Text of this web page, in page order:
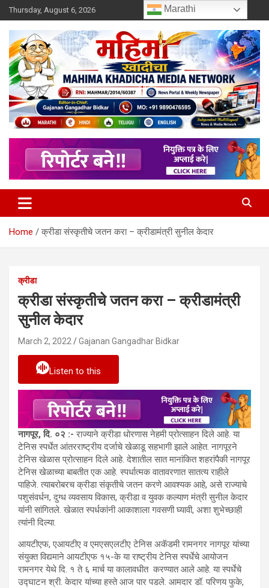
Skip
to
content
Thursday, August 6, 2026
Mahimakhadicha
Home क्रीडा संस्कृतीचे जतन करा – क्रीडामंत्री सुनील केदार
क्रीडा
क्रीडा संस्कृतीचे जतन करा – क्रीडामंत्री
सुनील केदार
March 2, 2022 Gajanan Gangadhar Bidkar
Listen to this
नागपूर, दि. ०२ :- राज्याने क्रीडा धोरणास नेहमी प्रोत्साहन दिले आहे. या
टेनिस स्पर्धेत आंतरराष्ट्रीय दर्जाचे खेळाडू सहभागी झाले आहेत. नागपूरने
टेनिस खेळास प्रोत्साहन दिले आहे. देशातील सात मानांकित शहरांपैकी नागपूर
टेनिस खेळाच्या बाबतीत एक आहे. स्पर्धात्मक वातावरणात सातत्य राहीले
पाहिजे. त्याबरोबरच क्रीडा संकृतीचे जतन करणे आवश्यक आहे, असे राज्याचे
पशुसंवर्धन, दुग्ध व्यवसाय विकास, क्रीडा व युवक कल्याण मंत्री सुनील केदार
यांनी सांगितले. खेळात स्पर्धकांनी आकाशाला गवसणी घ्यावी, अशा शुभेच्छाही
त्यांनी दिल्या.
आयटीएफ, एआयटीए व एमएसएलटीए टेनिस अकॅडमी रामनगर नागपूर यांच्या
संयुक्त विद्यमाने आयटीएफ १५-के या राष्ट्रीय टेनिस स्पर्धेचे आयोजन
रामनगर येथे दि. १ ते ६ मार्च या कालावधीत करण्यात आले आहे. या स्पर्धेचे
उद्घाटन श्री. केदार यांच्या हस्ते आज पार पडले. आमदार डॉ. परिणय फुके,
Marathi